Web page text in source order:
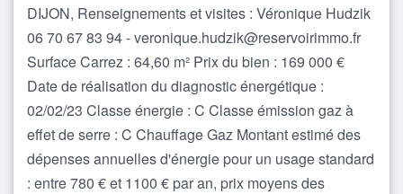
DIJON, Renseignements et visites : Véronique Hudzik
06 70 67 83 94 - veronique.hudzik@reservoirimmo.fr
Surface Carrez : 64,60 m² Prix du bien : 169 000 €
Date de réalisation du diagnostic énergétique :
02/02/23 Classe énergie : C Classe émission gaz à
effet de serre : C Chauffage Gaz Montant estimé des
dépenses annuelles d'énergie pour un usage standard
: entre 780 € et 1100 € par an, prix moyens des